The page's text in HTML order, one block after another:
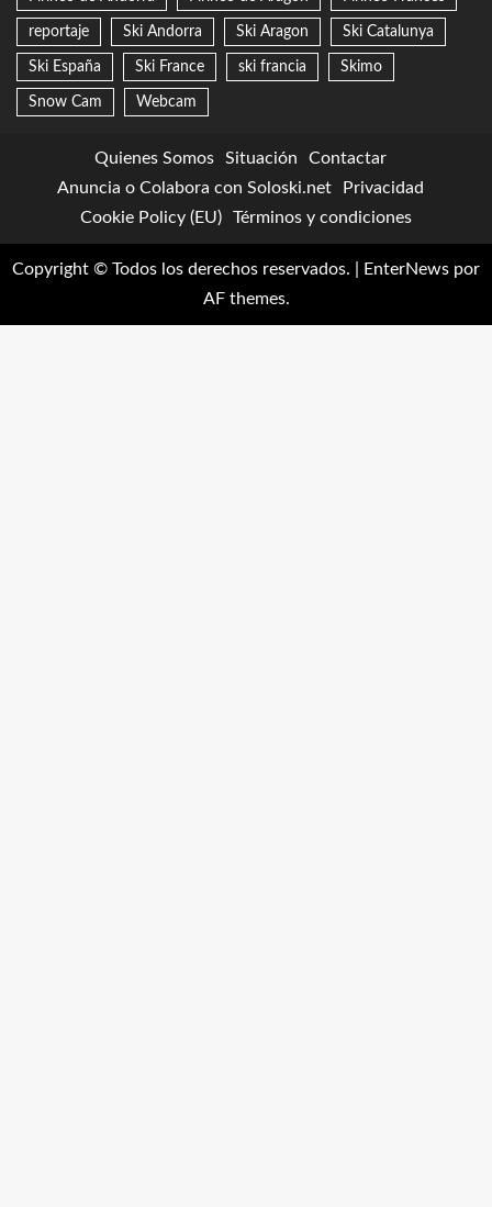
reportaje Ski Andorra Ski Aragon Ski Catalunya
Ski España Ski France ski francia Skimo
Snow Cam Webcam
Quienes Somos Situación
Contactar
Anuncia o Colabora con Soloski.net
Privacidad
Cookie Policy (EU)
Términos y condiciones
Copyright © Todos los derechos reservados. EnterNews por
AF themes.